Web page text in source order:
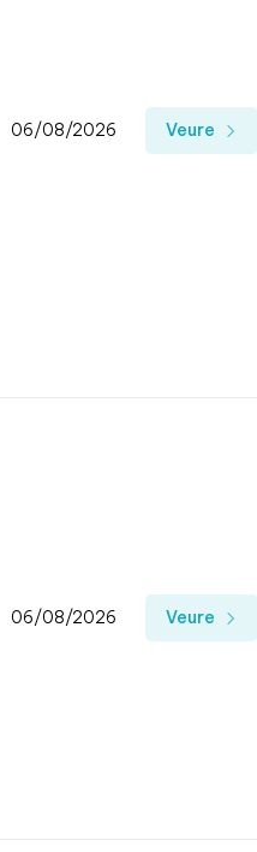
06/08/2026 Veure
06/08/2026 Veure